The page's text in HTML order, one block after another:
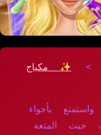
>
✨ مكياج
واستمتع بأجواء
، حيث المتعة